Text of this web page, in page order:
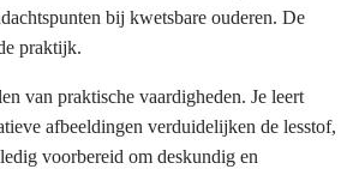
bij kwetsbare ouderen. De
praktijk.
van praktische vaardigheden. Je leert
afbeeldingen verduidelijken de lesstof,
voorbereid om deskundig en